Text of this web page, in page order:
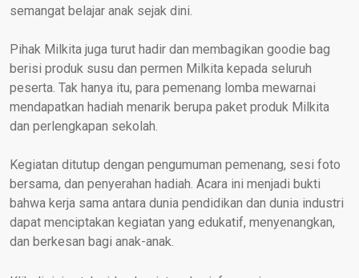
semangat belajar anak sejak dini.
Pihak Milkita juga turut hadir dan membagikan goodie bag
berisi produk susu dan permen Milkita kepada seluruh
peserta. Tak hanya itu, para pemenang lomba mewarnai
mendapatkan hadiah menarik berupa paket produk Milkita
dan perlengkapan sekolah.
Kegiatan ditutup dengan pengumuman pemenang, sesi foto
bersama, dan penyerahan hadiah. Acara ini menjadi bukti
bahwa kerja sama antara dunia pendidikan dan dunia industri
dapat menciptakan kegiatan yang edukatif, menyenangkan,
dan berkesan bagi anak-anak.